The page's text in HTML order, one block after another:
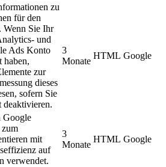
zu
für den
Wenn Sie Ihr
und
Ads Konto
haben,
zur
dieses
sofern Sie
deaktivieren.
3
Monate
HTML Google
Google
zum
mit
auf
verwendet.
3
Monate
HTML Google